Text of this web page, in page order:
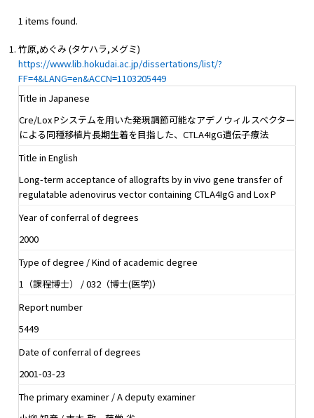
1 items found.
竹原,めぐみ (タケハラ,メグミ)
https://www.lib.hokudai.ac.jp/dissertations/list/?
FF=4&LANG=en&ACCN=1103205449
Title in Japanese
Cre/Lox Pシステムを用いた発現調節可能なアデノウィルスベクター
による同種移植片長期生着を目指した、CTLA4IgG遺伝子療法
Title in English
Long-term acceptance of allografts by in vivo gene transfer of
regulatable adenovirus vector containing CTLA4IgG and Lox P
Year of conferral of degrees
2000
Type of degree / Kind of academic degree
1（課程博士） / 032（博士(医学)）
Report number
5449
Date of conferral of degrees
2001-03-23
The primary examiner / A deputy examiner